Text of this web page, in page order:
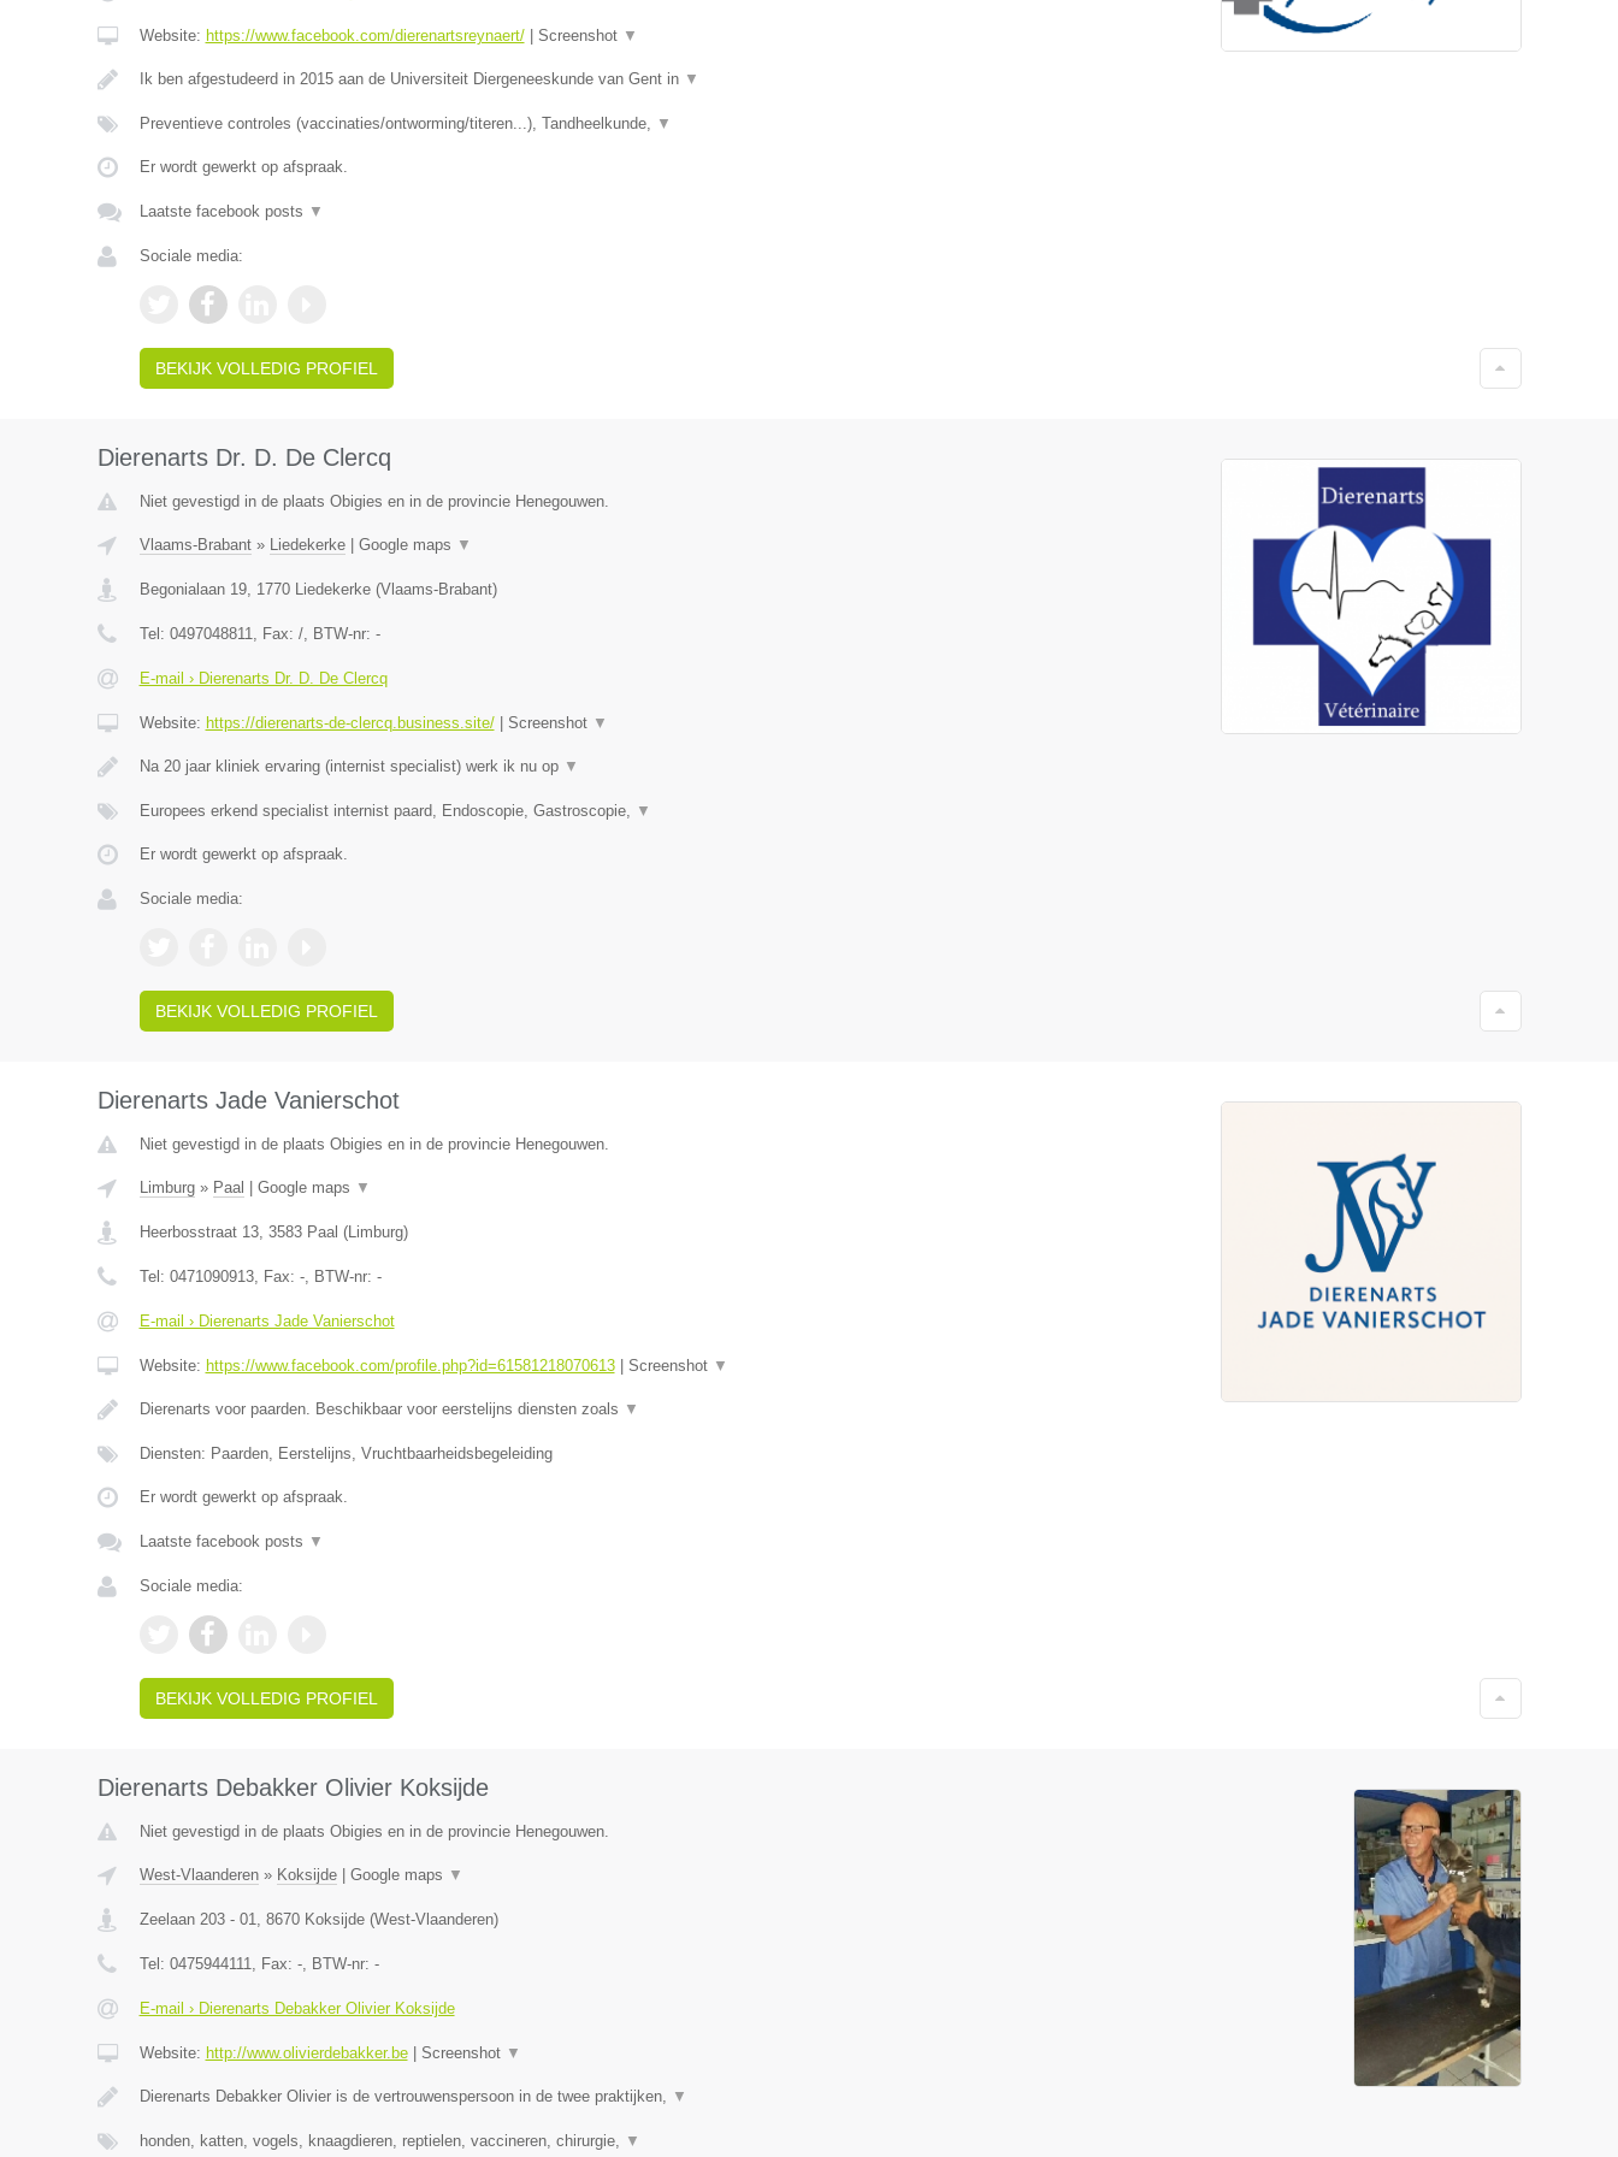
Website: https://www.facebook.com/dierenartsreynaert/| Screenshot ▼
Ik ben afgestudeerd in 2015 aan de Universiteit Diergeneeskunde van Gent in ▼
Preventieve controles (vaccinaties/ontworming/titeren...), Tandheelkunde, ▼
Er wordt gewerkt op afspraak.
Laatste facebook posts ▼
Sociale media:
BEKIJK VOLLEDIG PROFIEL
Dierenarts Dr. D. De Clercq
Niet gevestigd in de plaats Obigies en in de provincie Henegouwen.
Vlaams-Brabant» Liedekerke| Google maps ▼
Begonialaan 19, 1770 Liedekerke(Vlaams-Brabant)
Tel: 0497048811, Fax: /, BTW-nr: -
E-mail › Dierenarts Dr. D. De Clercq
Website: https://dierenarts-de-clercq.business.site/| Screenshot ▼
Na 20 jaar kliniek ervaring (internist specialist) werk ik nu op ▼
Europees erkend specialist internist paard, Endoscopie, Gastroscopie, ▼
Er wordt gewerkt op afspraak.
Sociale media:
BEKIJK VOLLEDIG PROFIEL
Dierenarts Jade Vanierschot
Niet gevestigd in de plaats Obigies en in de provincie Henegouwen.
Limburg» Paal Google maps ▼
Heerbosstraat 13, 3583 Paal (Limburg)
Tel: 0471090913, Fax: -, BTW-nr: -
E-mail › Dierenarts Jade Vanierschot
Website: https://www.facebook.com/profile.php?id=61581218070613| Screenshot ▼
Dierenarts voor paarden. Beschikbaar voor eerstelijns diensten zoals ▼
Diensten: Paarden, Eerstelijns, Vruchtbaarheidsbegeleiding
Er wordt gewerkt op afspraak.
Laatste facebook posts ▼
Sociale media:
BEKIJK VOLLEDIG PROFIEL
Dierenarts Debakker Olivier Koksijde
Niet gevestigd in de plaats Obigies en in de provincie Henegouwen.
West-Vlaanderen» Koksijde| Google maps ▼
Zeelaan 203 - 01, 8670 Koksijde(West-Vlaanderen)
Tel: 0475944111, Fax: -, BTW-nr: -
E-mail › Dierenarts Debakker Olivier Koksijde
Website: http://www.olivierdebakker.be| Screenshot ▼
Dierenarts Debakker Olivier is de vertrouwenspersoon in de twee praktijken, ▼
honden, katten, vogels, knaagdieren, reptielen, vaccineren, chirurgie, ▼